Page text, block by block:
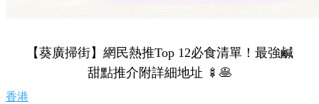
【葵廣掃街】網民熱推Top 12必食清單！最強鹹
甜點推介附詳細地址 🍢🥞
香港